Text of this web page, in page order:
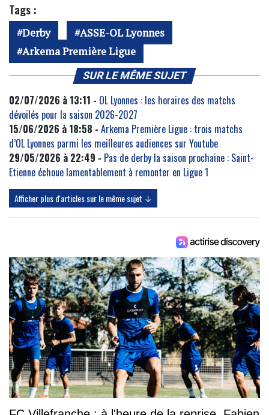
Tags :
Derby
ASSE-OL Lyonnes
Arkema Première Ligue
SUR LE MÊME SUJET
02/07/2026 à 13:11 - OL Lyonnes : les horaires des matchs
dévoilés pour la saison 2026-2027
15/06/2026 à 18:58 - Arkema Première Ligue : trois matchs
d’OL Lyonnes parmi les meilleures audiences sur Youtube
29/05/2026 à 22:49 - Pas de derby la saison prochaine : Saint-
Etienne échoue lamentablement à remonter en Ligue 1
Afficher plus d'articles sur le même sujet ↓